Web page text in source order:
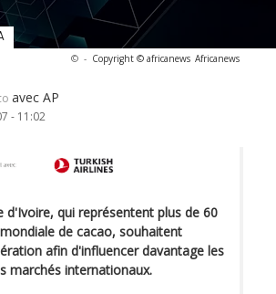
© - Copyright © africanews Africanews
avec AP
- 11:02
d'Ivoire, qui représentent plus de 60
de cacao, souhaitent
afin d'influencer davantage les
marchés internationaux.